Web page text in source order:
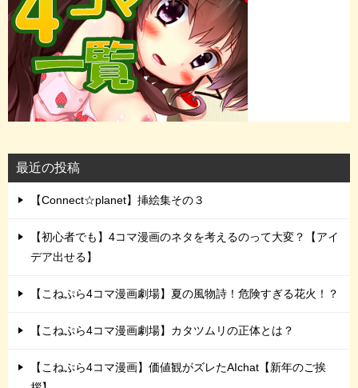
最近の投稿
【Connect☆planet】挿絵集その３
【初心者でも】4コマ漫画のネタを考えるのって大変？【アイ
デア出せる】
【こねぷら4コマ漫画劇場】夏の風物詩！危険すぎる花火！？
【こねぷら4コマ漫画劇場】カタツムリの正体とは？
【こねぷら4コマ漫画】価値観がズレたAIchat【新年のご挨